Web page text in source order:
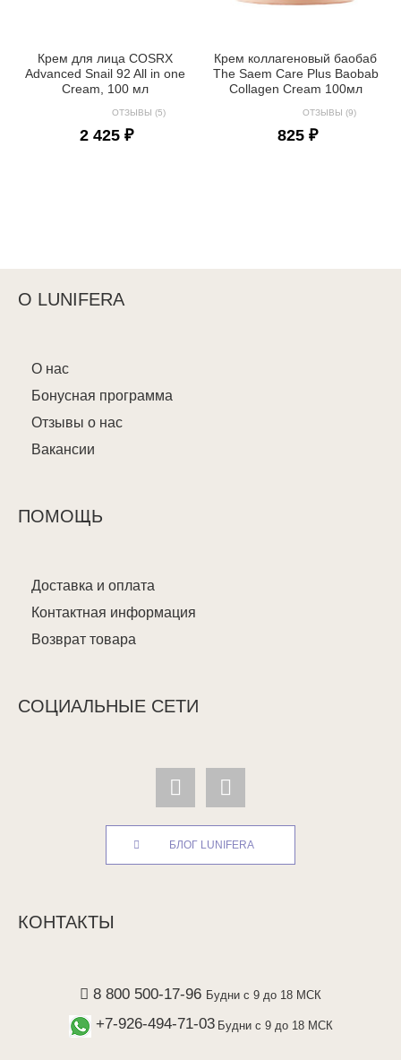
Крем для лица COSRX
Advanced Snail 92 All in one
Cream, 100 мл
ОТЗЫВЫ (5)
2 425 ₽
Крем коллагеновый баобаб
The Saem Care Plus Baobab
Collagen Cream 100мл
ОТЗЫВЫ (9)
825 ₽
О LUNIFERA
О нас
Бонусная программа
Отзывы о нас
Вакансии
ПОМОЩЬ
Доставка и оплата
Контактная информация
Возврат товара
СОЦИАЛЬНЫЕ СЕТИ
БЛОГ LUNIFERA
КОНТАКТЫ
8 800 500-17-96 Будни с 9 до 18 МСК
+7-926-494-71-03 Будни с 9 до 18 МСК